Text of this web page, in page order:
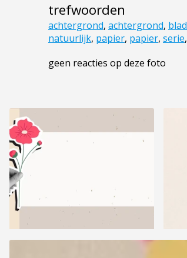
trefwoorden
achtergrond, achtergrond, blad
natuurlijk, papier, papier, serie,
geen reacties op deze foto